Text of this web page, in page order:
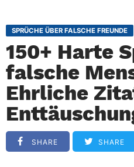
SPRÜCHE ÜBER FALSCHE FREUNDE
150+ Harte
falsche
Ehrliche
SHARE SHARE